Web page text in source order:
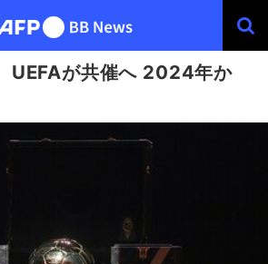
UEFAが共催へ 2024年か